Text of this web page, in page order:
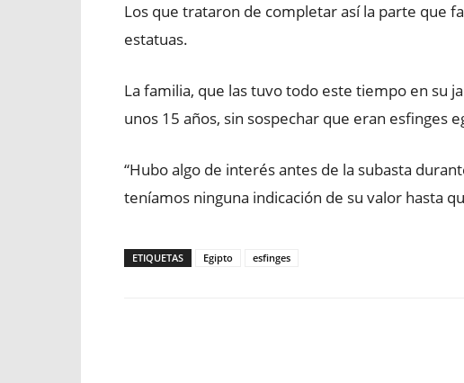
Los que trataron de completar así la parte que
estatuas.
La familia, que las tuvo todo este tiempo en su
unos 15 años, sin sospechar que eran esfinges
“Hubo algo de interés antes de la subasta
teníamos ninguna indicación de su valor hasta
ETIQUETAS Egipto esfinges